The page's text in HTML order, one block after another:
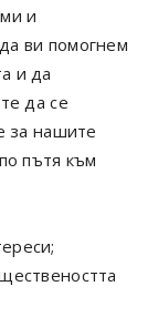
и
ви помогнем
и да
да се
за нашите
пътя към